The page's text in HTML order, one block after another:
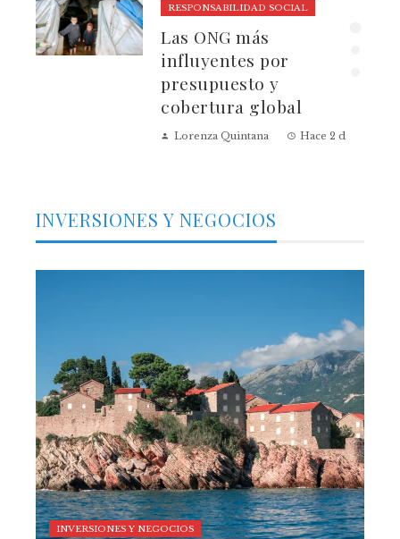
RESPONSABILIDAD SOCIAL
Las ONG más
influyentes por
presupuesto y
cobertura global
Lorenza Quintana Hace 2 días
INVERSIONES Y NEGOCIOS
INVERSIONES Y NEGOCIOS